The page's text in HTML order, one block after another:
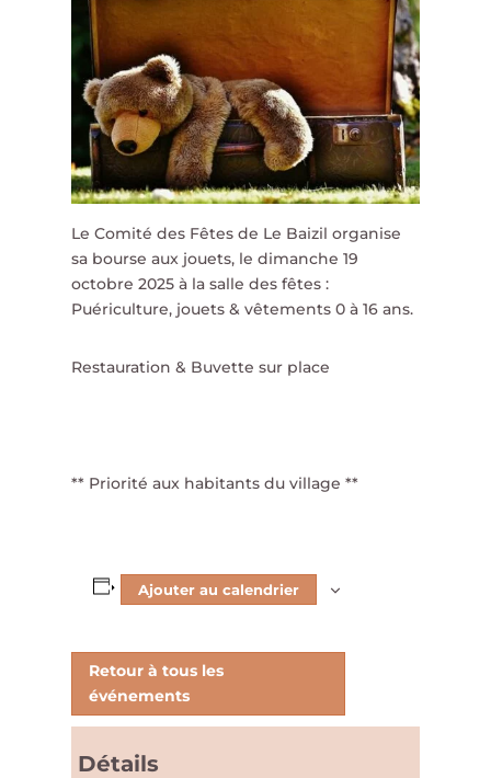
Le Comité des Fêtes de Le Baizil organise
sa bourse aux jouets, le dimanche 19
octobre 2025 à la salle des fêtes :
Puériculture, jouets & vêtements 0 à 16 ans.
Restauration & Buvette sur place
** Priorité aux habitants du village **
Ajouter au calendrier
Détails
Retour à tous les
événements